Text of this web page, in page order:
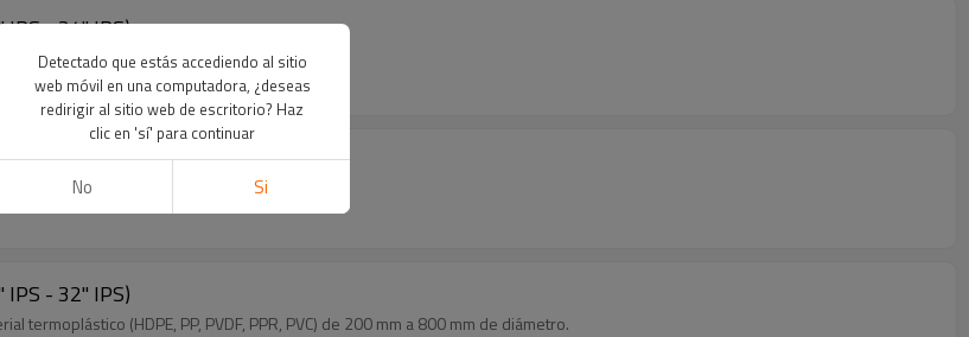
para Tubos TPS630 200MM-630MM (8" IPS - 24" IPS)
termoplástico de 200 mm
especificaciones de tubería.
para Tubos TPS800 200MM-800MM (8" IPS - 32" IPS)
(HDPE, PP, PVDF, PPR, PVC) de 200 mm a 800 mm de diámetro.
Detectado que estás accediendo al sitio
web móvil en una computadora, ¿deseas
redirigir al sitio web de escritorio? Haz
clic en 'sí' para continuar
No Si